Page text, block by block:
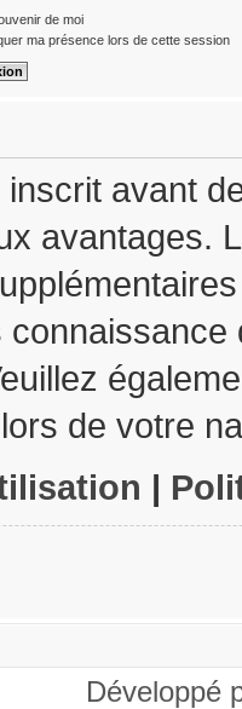
de moi
ma présence lors de cette session
avant
avantages.
de votre
|
Développé